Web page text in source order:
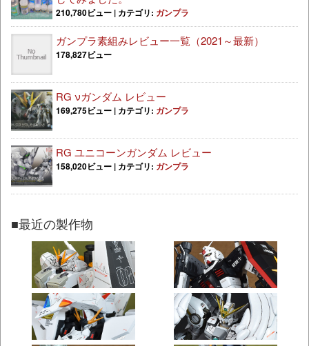
210,780ビュー | カテゴリ: ガンプラ
ガンプラ素組みレビュー一覧（2021～最新）
178,827ビュー
RG νガンダム レビュー
169,275ビュー | カテゴリ: ガンプラ
RG ユニコーンガンダム レビュー
158,020ビュー | カテゴリ: ガンプラ
■最近の製作物